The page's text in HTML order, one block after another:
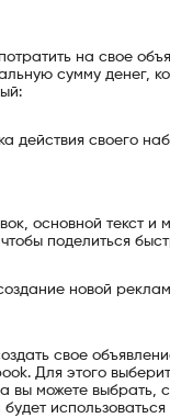
на свое
сумму денег,
действия своего
основной текст и
поделиться
новой
свое
Для этого
вы можете выбрать, с
использоваться